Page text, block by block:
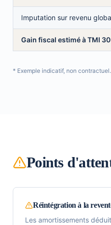
Imputation sur revenu
Gain fiscal estimé à TMI 30
* Exemple indicatif, non
Points
Réintégration à la
Les amortissements